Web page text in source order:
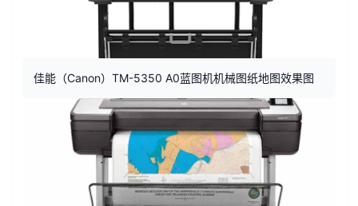
佳能（Canon）TM-5350 A0蓝图机机械图纸地图效果图